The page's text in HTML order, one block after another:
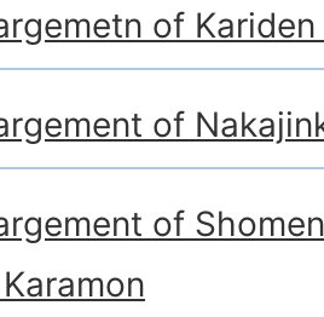
of
of
of